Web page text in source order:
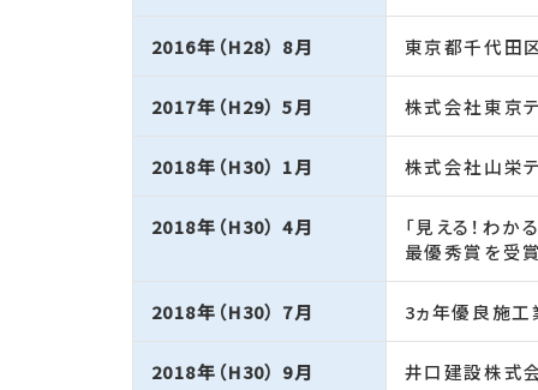
2016年（H28） 8月 東京都千代田
2017年（H29） 5月 株式会社東京
2018年（H30） 1月 株式会社山栄
2018年（H30） 4月
「見える！わ
最優秀賞を受
2018年（H30） 7月 3ヵ年優良施工
2018年（H30） 9月 井口建設株式